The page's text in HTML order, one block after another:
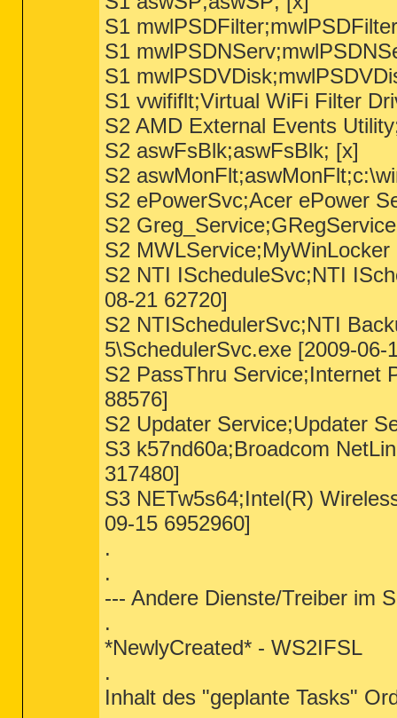
S1
S1
S1
S1 vwififlt;Virtual WiFi Filter
S2 AMD External Events
S2 aswFsBlk;aswFsBlk; [x]
S2
S2 ePowerSvc;Acer ePower
S2
S2
S2 NTI IScheduleSvc;NTI
08-21 62720]
S2 NTISchedulerSvc;NTI
5\SchedulerSvc.exe [2009-06-
S2 PassThru Service;Internet
88576]
S2 Updater Service;Updater
S3 k57nd60a;Broadcom
317480]
S3 NETw5s64;Intel(R)
09-15 6952960]
.
.
--- Andere Dienste/Treiber im
.
*NewlyCreated* - WS2IFSL
.
Inhalt des "geplante Tasks"